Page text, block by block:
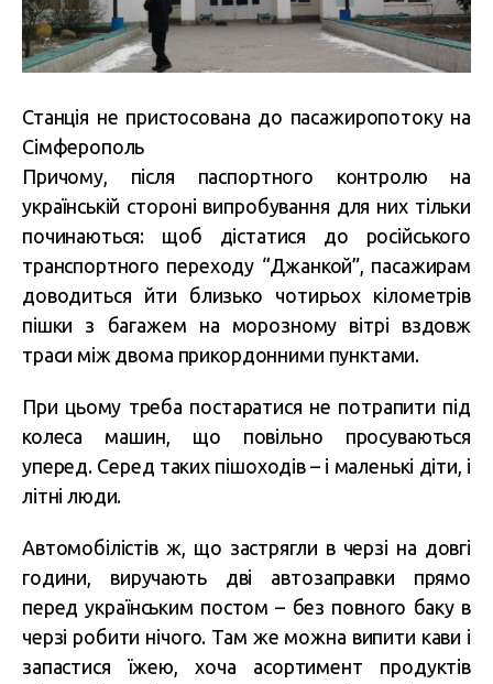
Станція не пристосована до пасажиропотоку на
Сімферополь
Причому, після паспортного контролю на
українській стороні випробування для них тільки
починаються: щоб дістатися до російського
транспортного переходу “Джанкой”, пасажирам
доводиться йти близько чотирьох кілометрів
пішки з багажем на морозному вітрі вздовж
траси між двома прикордонними пунктами.
При цьому треба постаратися не потрапити під
колеса машин, що повільно просуваються
уперед. Серед таких пішоходів – і маленькі діти, і
літні люди.
Автомобілістів ж, що застрягли в черзі на довгі
години, виручають дві автозаправки прямо
перед українським постом – без повного баку в
черзі робити нічого. Там же можна випити кави і
запастися їжею, хоча асортимент продуктів